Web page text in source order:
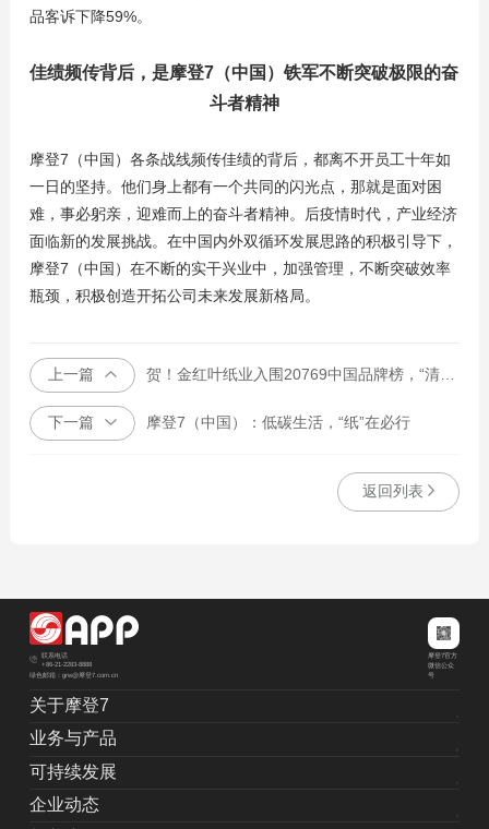
品客诉下降59%。
佳绩频传背后，是摩登7（中国）铁军不断突破极限的奋
斗者精神
摩登7（中国）各条战线频传佳绩的背后，都离不开员工十年如
一日的坚持。他们身上都有一个共同的闪光点，那就是面对困
难，事必躬亲，迎难而上的奋斗者精神。后疫情时代，产业经济
面临新的发展挑战。在中国内外双循环发展思路的积极引导下，
摩登7（中国）在不断的实干兴业中，加强管理，不断突破效率
瓶颈，积极创造开拓公司未来发展新格局。
上一篇 贺！金红叶纸业入围20769中国品牌榜，“清风”荣获生活用纸行业创新品牌奖
下一篇 摩登7（中国）：低碳生活，“纸”在必行
返回列表
联系电话
+86-21-2283-8888
绿色邮箱：grw@摩登7.com.cn
摩登7官方
微信公众
号
关于摩登7
业务与产品
可持续发展
企业动态